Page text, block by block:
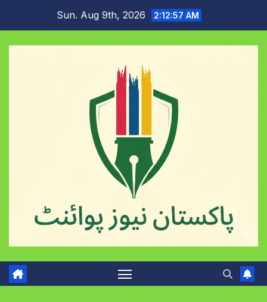
content
Sun. Aug 9th, 2026 2:12:58 AM